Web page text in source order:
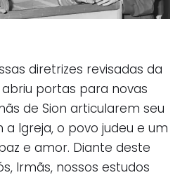
diretrizes revisadas da
abriu portas para novas
de Sion articularem seu
Igreja, o povo judeu e um
e amor. Diante deste
Irmãs, nossos estudos